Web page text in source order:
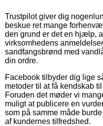
Trustpilot giver dig
beskue ret mange
den grund er det en hjælp,
virksomhedens
sandfangsbrønd med
din ordre.
Facebook tilbyder dig lige
metoder til at få kendskab
Foruden det møder vi
muligt at publicere en
som på samme måde
af kundernes tilfredshed.